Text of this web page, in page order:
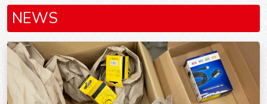
NEWS